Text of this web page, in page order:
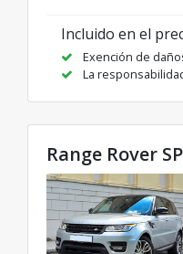
Incluido en el
Exención de
La
Range Rover